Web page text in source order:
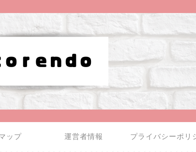
ップ 運営者情報 プライバシーポリ